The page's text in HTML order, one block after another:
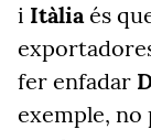
i Itàliaés
fer enfadar
exemple, no